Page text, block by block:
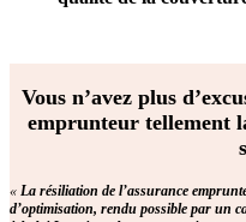
Vous n’avez plus
emprunteur tellement
« La résiliation de l’assurance
d’optimisation, rendu possible par un